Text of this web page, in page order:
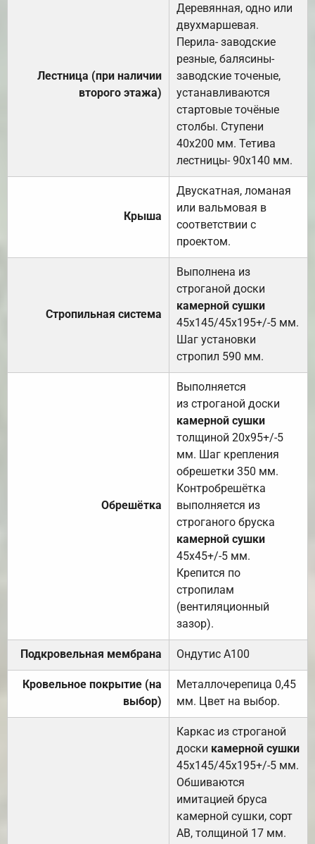
Лестница (при наличии
второго этажа)
Деревянная, одно или
двухмаршевая.
Перила- заводские
резные, балясины-
заводские точеные,
устанавливаются
стартовые точёные
столбы. Ступени
40х200 мм. Тетива
лестницы- 90х140 мм.
Крыша
Двускатная, ломаная
или вальмовая в
соответствии с
проектом.
Стропильная система
Выполнена из
строганой доски
камерной сушки
45х145/45х195+/-5 мм.
Шаг установки
стропил 590 мм.
Обрешётка
Выполняется
из строганой доски
камерной сушки
толщиной 20х95+/-5
мм. Шаг крепления
обрешетки 350 мм.
Контробрешётка
выполняется из
строганого бруска
камерной сушки
45х45+/-5 мм.
Крепится по
стропилам
(вентиляционный
зазор).
Подкровельная мембрана Ондутис А100
Кровельное покрытие (на
выбор)
Металлочерепица 0,45
мм. Цвет на выбор.
Каркас из строганой
доски камерной сушки
45х145/45х195+/-5 мм.
Обшиваются
имитацией бруса
камерной сушки, сорт
АВ, толщиной 17 мм.